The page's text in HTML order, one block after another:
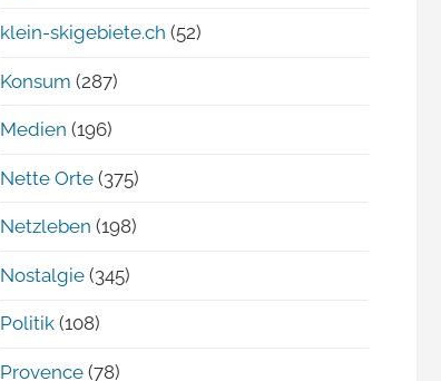
klein-skigebiete.ch (52)
Konsum (287)
Medien (196)
Nette Orte (375)
Netzleben (198)
Nostalgie (345)
Politik (108)
Provence (78)